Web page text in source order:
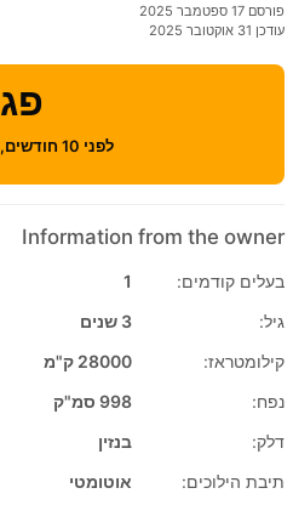
פורסם 17 ספטמבר 2025
עודכן 31 אוקטובר 2025
פג
לפני 10 חודשים, 3 שבועות
Information from the owner
בעלים קודמים:
1
גיל:
3 שנים
קילומטראז:
28000 ק"מ
נפח:
998 סמ"ק
דלק:
בנזין
תיבת הילוכים:
אוטומטי